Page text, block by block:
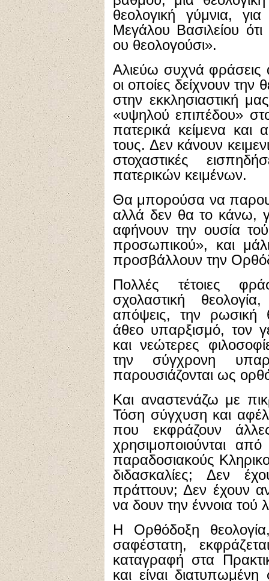
θεολογική γύμνια,
Μεγάλου Βασιλείου
ου θεολογούσι».
Αλιεύω συχνά φράσεις
οι οποίες δείχνουν την
στην εκκλησιαστική
«υψηλού επιπέδου»
πατερικά κείμενα και
τους. Δεν κάνουν
στοχαστικές
πατερικών κειμένων.
Θα μπορούσα να
αλλά δεν θα το κάνω,
αφήνουν την ουσία
προσωπικού», και
προσβάλλουν την
Πολλές τέτοιες
σχολαστική
απόψεις, την ρωσική
άθεο υπαρξισμό, τον
και νεώτερες
την σύγχρονη
παρουσιάζονται ως
Και αναστενάζω με
Τόση σύγχυση και
που εκφράζουν
χρησιμοποιούνται
παραδοσιακούς
διδασκαλίες; Δεν
πράττουν; Δεν έχουν
να δουν την έννοια
Η Ορθόδοξη
σαφέστατη,
καταγραφή στα
και είναι